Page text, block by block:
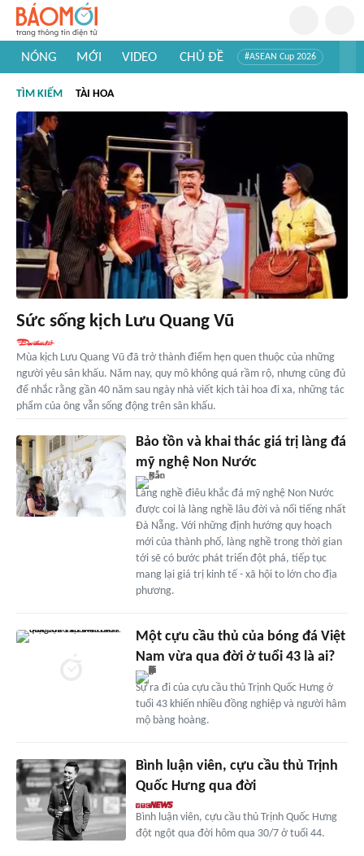
NÓNG MỚI VIDEO CHỦ ĐỀ #ASEAN Cup 2026
#Khám phá thế giới
TÌM KIẾM TÀI HOA
Sức sống kịch Lưu Quang Vũ
Mùa kịch Lưu Quang Vũ đã trở thành điểm hẹn quen thuộc của những
người yêu sân khấu. Năm nay, quy mô không quá rầm rộ, nhưng cũng đủ
để nhắc rằng gần 40 năm sau ngày nhà viết kịch tài hoa đi xa, những tác
phẩm của ông vẫn sống động trên sân khấu.
Bảo tồn và khai thác giá trị làng đá
mỹ nghệ Non Nước
Làng nghề điêu khắc đá mỹ nghệ Non Nước
được coi là làng nghề lâu đời và nổi tiếng nhất
Đà Nẵng. Với những định hướng quy hoạch
mới của thành phố, làng nghề trong thời gian
tới sẽ có bước phát triển đột phá, tiếp tục
mang lại giá trị kinh tế - xã hội to lớn cho địa
phương.
Một cựu cầu thủ của bóng đá Việt
Nam vừa qua đời ở tuổi 43 là ai?
Sự ra đi của cựu cầu thủ Trịnh Quốc Hưng ở
tuổi 43 khiến nhiều đồng nghiệp và người hâm
mộ bàng hoàng.
Bình luận viên, cựu cầu thủ Trịnh
Quốc Hưng qua đời
Bình luận viên, cựu cầu thủ Trịnh Quốc Hưng
đột ngột qua đời hôm qua 30/7 ở tuổi 44.